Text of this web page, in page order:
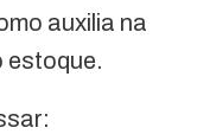
auxilia na
estoque.